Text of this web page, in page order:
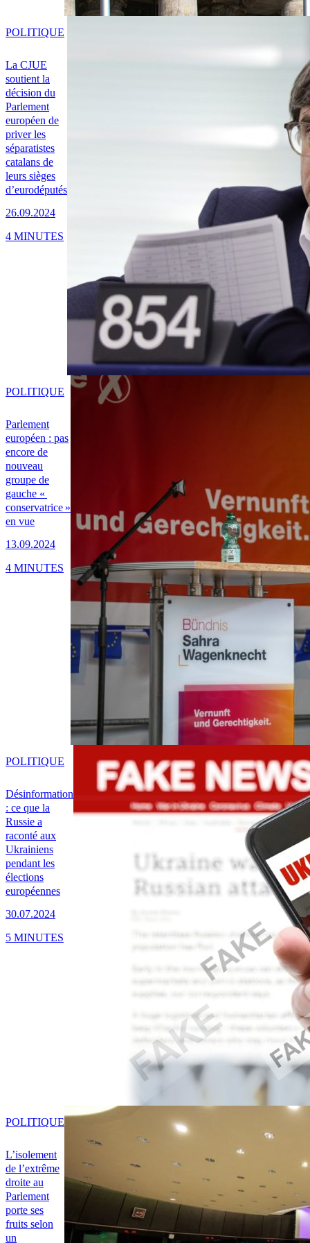
La CJUE
soutient la
décision du
Parlement
européen de
priver les
séparatistes
catalans de
leurs sièges
d’eurodéputés
26.09.2024
POLITIQUE
4 MINUTES
Parlement
européen : pas
encore de
nouveau
groupe de
gauche «
conservatrice »
en vue
13.09.2024
POLITIQUE
4 MINUTES
Désinformation
: ce que la
Russie a
raconté aux
Ukrainiens
pendant les
élections
européennes
30.07.2024
POLITIQUE
5 MINUTES
L’isolement
de l’extrême
droite au
Parlement
porte ses
fruits selon
un
POLITIQUE